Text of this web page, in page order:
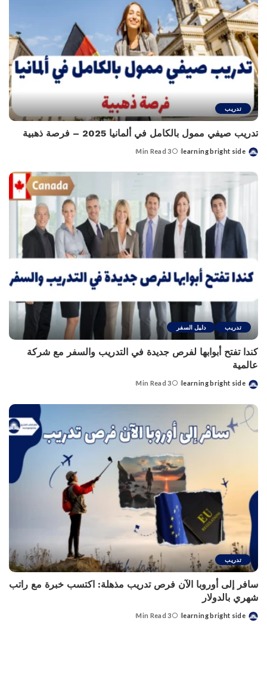
تدريب
تدريب صيفي ممول بالكامل في ألمانيا 2025 – فرصة ذهبية
Posted
learning bright side
3 Min Read
تدريب دليل السفر
كندا تفتح أبوابها لفرص جديدة في التدريب والسفر مع شركة
عالمية
Posted
learning bright side
3 Min Read
تدريب
سافر إلى أوروبا الآن فرص تدريب مذهلة: اكتسب خبرة مع راتب
شهري بالدولار
Posted
learning bright side
3 Min Read